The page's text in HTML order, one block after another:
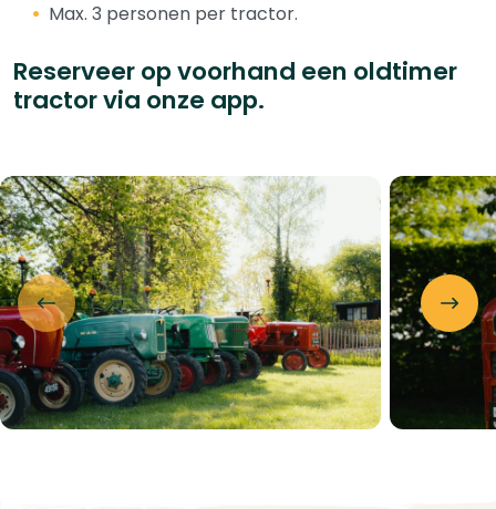
Max. 3 personen per tractor.
Reserveer op voorhand een oldtimer
tractor via onze app.